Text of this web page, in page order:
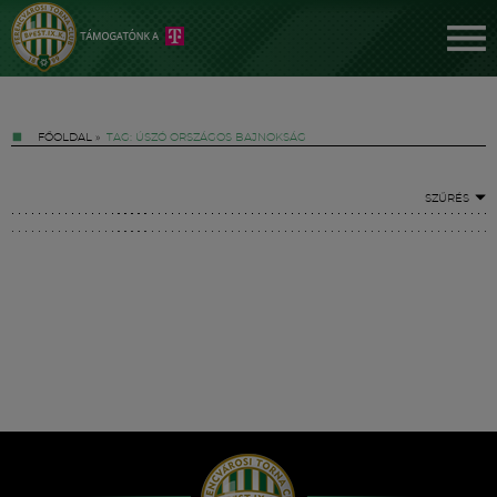
FŐOLDAL » TAG: ÚSZÓ ORSZÁGOS BAJNOKSÁG
SZŰRÉS
Hírek